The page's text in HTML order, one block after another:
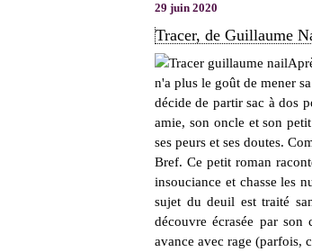
29 juin 2020
Tracer, de Guillaume
n'a plus le goût de mener
décide de partir sac à dos
amie, son oncle et son
ses peurs et ses doutes.
Bref. Ce petit roman
insouciance et chasse les
sujet du deuil est traité
découvre écrasée par son
avance avec rage (parfois,